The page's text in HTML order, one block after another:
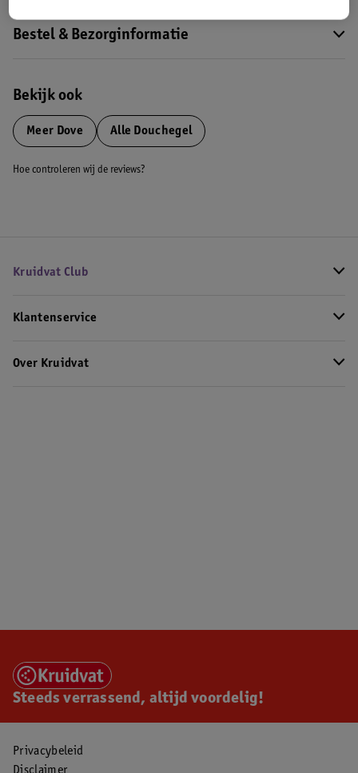
Bestel & Bezorginformatie
Bekijk ook
Meer Dove Alle Douchegel
Hoe controleren wij de reviews?
Kruidvat Club
Klantenservice
Over Kruidvat
Steeds verrassend, altijd voordelig!
Privacybeleid